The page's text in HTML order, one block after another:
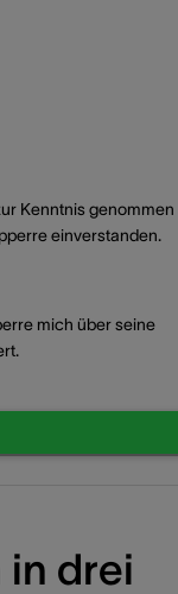
Kenntnis genommen
einverstanden.
mich über seine
in drei